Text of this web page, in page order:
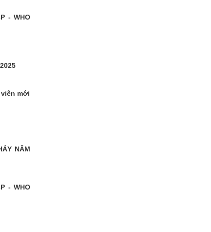
- WHO
mới
NĂM
- WHO